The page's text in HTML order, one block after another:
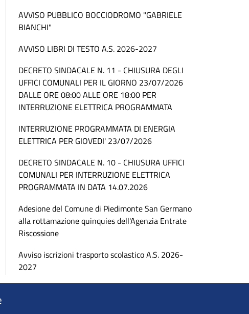
AVVISO PUBBLICO BOCCIODROMO "GABRIELE
BIANCHI"
AVVISO LIBRI DI TESTO A.S. 2026-2027
DECRETO SINDACALE N. 11 - CHIUSURA DEGLI
UFFICI COMUNALI PER IL GIORNO 23/07/2026
DALLE ORE 08:00 ALLE ORE 18:00 PER
INTERRUZIONE ELETTRICA PROGRAMMATA
INTERRUZIONE PROGRAMMATA DI ENERGIA
ELETTRICA PER GIOVEDI' 23/07/2026
DECRETO SINDACALE N. 10 - CHIUSURA UFFICI
COMUNALI PER INTERRUZIONE ELETTRICA
PROGRAMMATA IN DATA 14.07.2026
Adesione del Comune di Piedimonte San Germano
alla rottamazione quinquies dell'Agenzia Entrate
Riscossione
Avviso iscrizioni trasporto scolastico A.S. 2026-
2027